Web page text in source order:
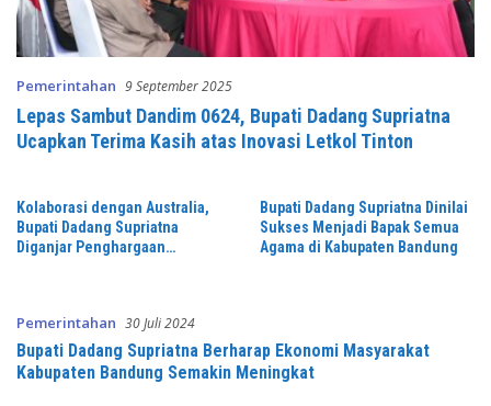
Pemerintahan 9 September 2025
Lepas Sambut Dandim 0624, Bupati Dadang Supriatna
Ucapkan Terima Kasih atas Inovasi Letkol Tinton
Kolaborasi dengan Australia,
Bupati Dadang Supriatna
Diganjar Penghargaan
Bupati Dadang Supriatna Dinilai
Sukses Menjadi Bapak Semua
Agama di Kabupaten Bandung
Pemerintahan 30 Juli 2024
Bupati Dadang Supriatna Berharap Ekonomi Masyarakat
Kabupaten Bandung Semakin Meningkat